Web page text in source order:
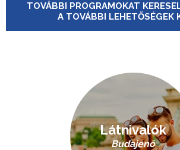
TOVÁBBI PROGRAMOKAT
A TOVÁBBI LEHETŐSÉGEK
Látnivalók
Budajenő